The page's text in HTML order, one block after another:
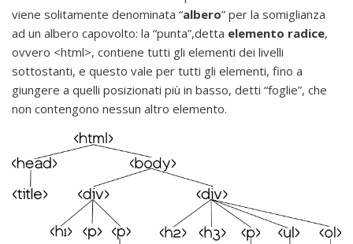
viene solitamente denominata “albero” per la somiglianza
ad un albero capovolto: la “punta”,detta elemento radice,
ovvero <html>, contiene tutti gli elementi dei livelli
sottostanti, e questo vale per tutti gli elementi, fino a
giungere a quelli posizionati più in basso, detti “foglie”, che
non contengono nessun altro elemento.